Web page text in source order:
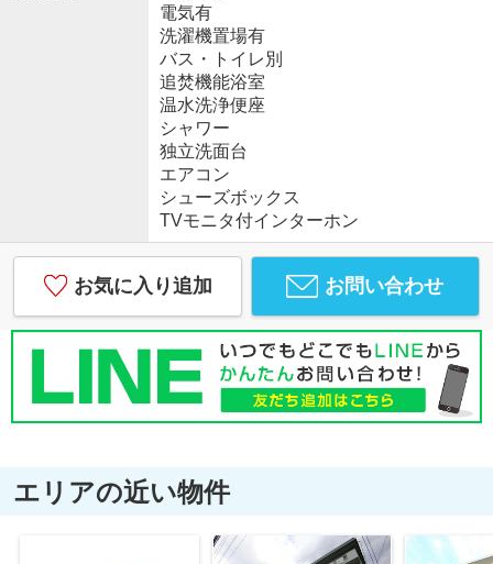
電気有
洗濯機置場有
バス・トイレ別
追焚機能浴室
温水洗浄便座
シャワー
独立洗面台
エアコン
シューズボックス
TVモニタ付インターホン
お気に入り追加 お問い合わせ
エリアの近い物件